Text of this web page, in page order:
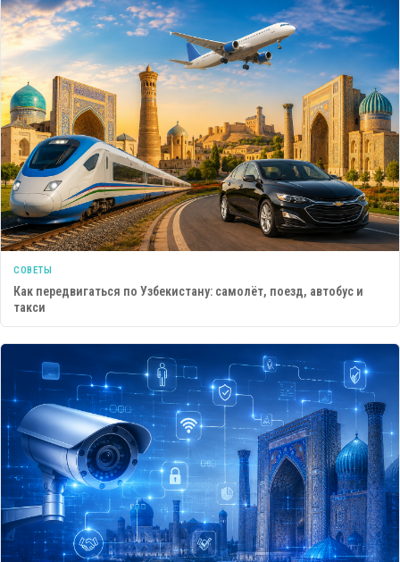
СОВЕТЫ
Как передвигаться по Узбекистану: самолёт, поезд, автобус и
такси